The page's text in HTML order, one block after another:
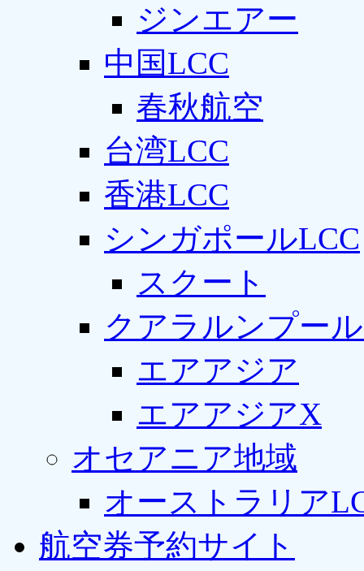
ジンエアー
中国LCC
春秋航空
台湾LCC
香港LCC
シンガポールLCC
スクート
クアラルンプー
エアアジア
エアアジアX
オセアニア地域
オーストラリア
航空券予約サイト